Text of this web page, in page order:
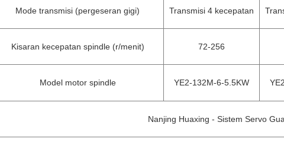
Mode transmisi (pergeseran gigi) Transmisi 4 kecepatan
Kisaran kecepatan spindle (r/menit) 72-256
Model motor spindle YE2-132M-6-5.5KW
Nanjing Huaxing - Sistem Servo